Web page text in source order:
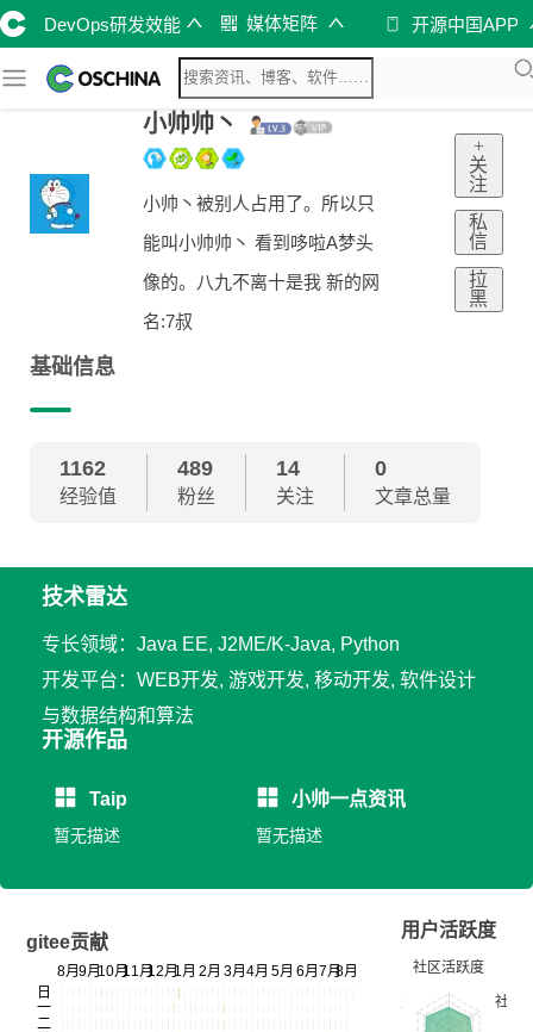
DevOps研发效能 媒体矩阵 开源中国APP
小帅帅丶
小帅丶被别人占用了。所以只
能叫小帅帅丶 看到哆啦A梦头
像的。八九不离十是我 新的网
名:7叔
+
关
注
私
信
拉
黑
基础信息
1162
经验值
489
粉丝
14
关注
0
文章总量
技术雷达
专长领域：Java EE, J2ME/K-Java, Python
开发平台：WEB开发, 游戏开发, 移动开发, 软件设计
与数据结构和算法
开源作品
Taip
暂无描述
小帅一点资讯
暂无描述
gitee贡献
用户活跃度